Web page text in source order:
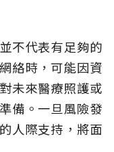
不代表有足夠的
絡時，可能因資
未來醫療照護或
備。一旦風險發
人際支持，將面